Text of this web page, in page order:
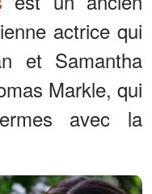
actrice qui
et Samantha
Markle, qui
avec la